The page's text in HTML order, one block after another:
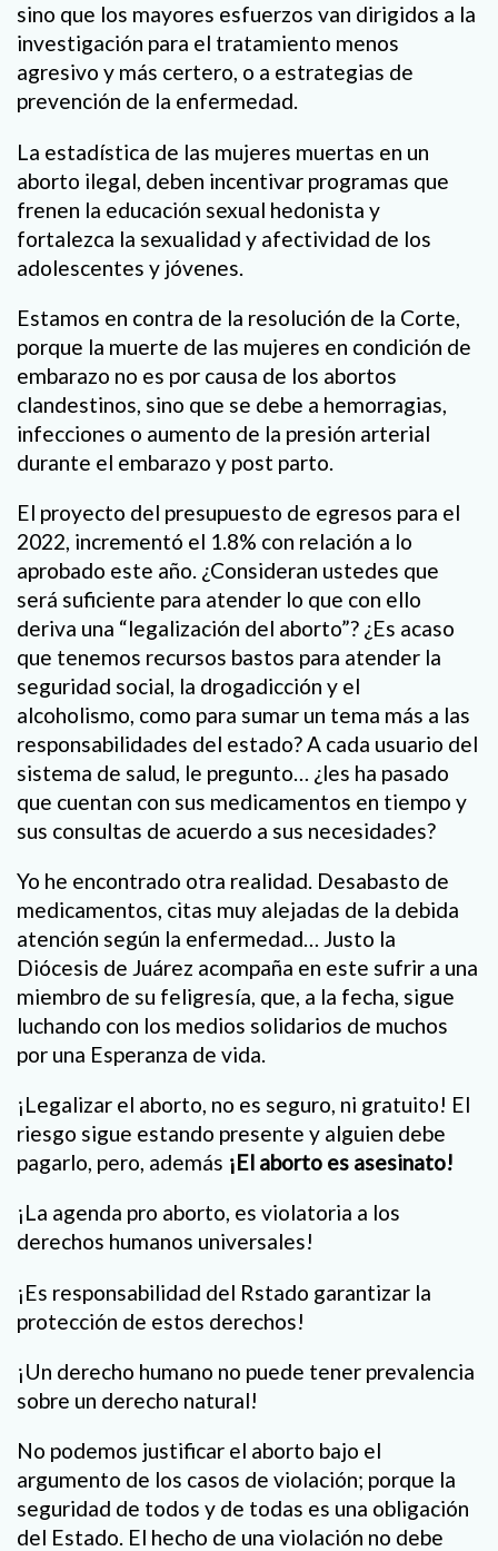
sino que los mayores esfuerzos van dirigidos a la
investigación para el tratamiento menos
agresivo y más certero, o a estrategias de
prevención de la enfermedad.
La estadística de las mujeres muertas en un
aborto ilegal, deben incentivar programas que
frenen la educación sexual hedonista y
fortalezca la sexualidad y afectividad de los
adolescentes y jóvenes.
Estamos en contra de la resolución de la Corte,
porque la muerte de las mujeres en condición de
embarazo no es por causa de los abortos
clandestinos, sino que se debe a hemorragias,
infecciones o aumento de la presión arterial
durante el embarazo y post parto.
El proyecto del presupuesto de egresos para el
2022, incrementó el 1.8% con relación a lo
aprobado este año. ¿Consideran ustedes que
será suficiente para atender lo que con ello
deriva una “legalización del aborto”? ¿Es acaso
que tenemos recursos bastos para atender la
seguridad social, la drogadicción y el
alcoholismo, como para sumar un tema más a las
responsabilidades del estado? A cada usuario del
sistema de salud, le pregunto… ¿les ha pasado
que cuentan con sus medicamentos en tiempo y
sus consultas de acuerdo a sus necesidades?
Yo he encontrado otra realidad. Desabasto de
medicamentos, citas muy alejadas de la debida
atención según la enfermedad… Justo la
Diócesis de Juárez acompaña en este sufrir a una
miembro de su feligresía, que, a la fecha, sigue
luchando con los medios solidarios de muchos
por una Esperanza de vida.
¡Legalizar el aborto, no es seguro, ni gratuito! El
riesgo sigue estando presente y alguien debe
pagarlo, pero, además ¡El aborto es asesinato!
¡La agenda pro aborto, es violatoria a los
derechos humanos universales!
¡Es responsabilidad del Rstado garantizar la
protección de estos derechos!
¡Un derecho humano no puede tener prevalencia
sobre un derecho natural!
No podemos justificar el aborto bajo el
argumento de los casos de violación; porque la
seguridad de todos y de todas es una obligación
del Estado. El hecho de una violación no debe